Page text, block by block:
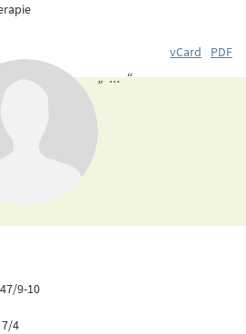
vCard
PDF
„ ... “
9-10
4